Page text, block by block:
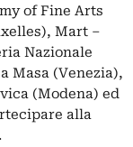
of Fine Arts
Mart –
Nazionale
Masa (Venezia),
(Modena) ed
alla